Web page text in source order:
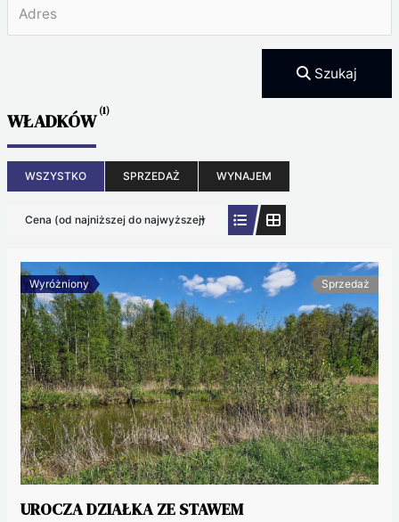
Szukaj
WŁADKÓW (1)
WSZYSTKO SPRZEDAŻ WYNAJEM
Cena (od najniższej do najwyższej)
Wyróżniony Sprzedaż
UROCZA DZIAŁKA ZE STAWEM